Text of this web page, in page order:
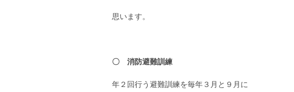
思います。
〇 消防避難訓練
年２回行う避難訓練を毎年３月と９月に